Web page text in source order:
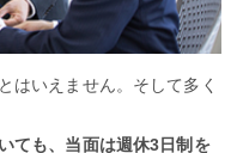
はいえません。そして多く
ても、当面は週休3日制を